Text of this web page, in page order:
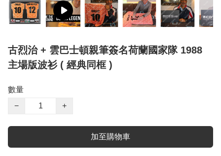
古烈治 + 雲巴士頓親筆簽名荷蘭國家隊 1988
主場版波衫 ( 經典同框 )
數量
−
+
加至購物車